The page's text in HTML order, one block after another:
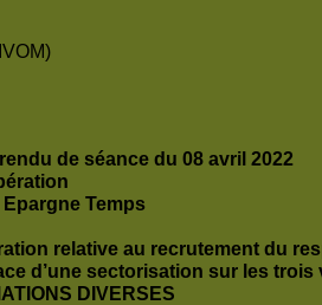
de séance du 08 avril 2022
Temps
relative au recrutement du
d’une sectorisation sur les trois
DIVERSES